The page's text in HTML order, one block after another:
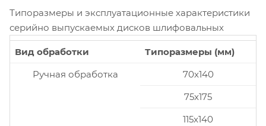
Типоразмеры и эксплуатационные характеристики
серийно выпускаемых дисков шлифовальных
Вид обработки
Типоразмеры (мм)
Ручная обработка
70x140
75x175
115x140